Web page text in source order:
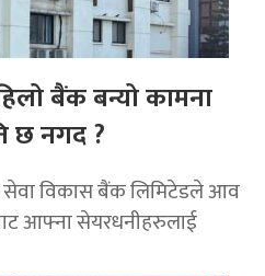
बैंक बन्यो कामना
छ नगद ?
सेवा विकास बैंक लिमिटेडले आव
आफ्ना सेयरधनीहरुलाई